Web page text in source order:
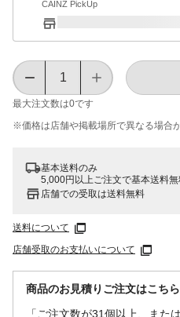
CAINZ PickUp
最大注文数は0です
※価格は​店舗や​掲載場所で​異なる​場合が​
基本送料のみ
5,000円以上ご注文で基本送料
店舗での受取は送料無料
送料について
店舗受取のお支払いについて
商品のお見積りご注文はこちら
「ご注文数が31個以上、また